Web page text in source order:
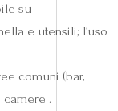
su
e utensili; l’uso
comuni (bar,
camere .